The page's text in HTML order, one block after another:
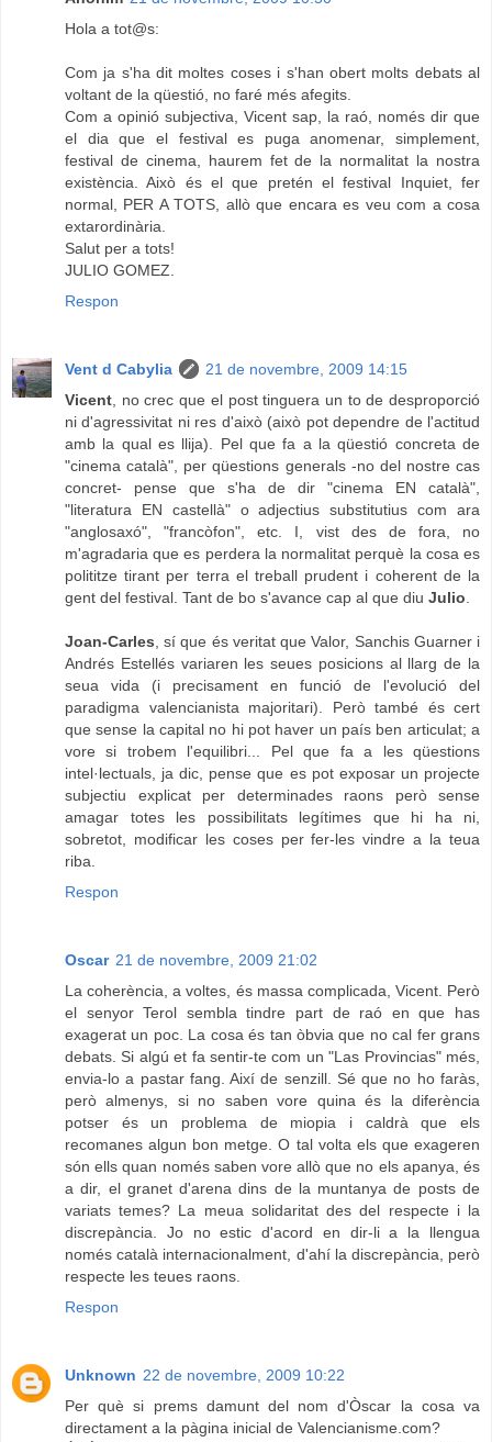
Hola a tot@s:
Com ja s'ha dit moltes coses i s'han obert molts debats al
voltant de la qüestió, no faré més afegits.
Com a opinió subjectiva, Vicent sap, la raó, només dir que
el dia que el festival es puga anomenar, simplement,
festival de cinema, haurem fet de la normalitat la nostra
existència. Això és el que pretén el festival Inquiet, fer
normal, PER A TOTS, allò que encara es veu com a cosa
extarordinària.
Salut per a tots!
JULIO GOMEZ.
Respon
Vent d Cabylia
21 de novembre, 2009 14:15
Vicent, no crec que el post tinguera un to de desproporció
ni d'agressivitat ni res d'això (això pot dependre de l'actitud
amb la qual es llija). Pel que fa a la qüestió concreta de
"cinema català", per qüestions generals -no del nostre cas
concret- pense que s'ha de dir "cinema EN català",
"literatura EN castellà" o adjectius substitutius com ara
"anglosaxó", "francòfon", etc. I, vist des de fora, no
m'agradaria que es perdera la normalitat perquè la cosa es
polititze tirant per terra el treball prudent i coherent de la
gent del festival. Tant de bo s'avance cap al que diu Julio.
Joan-Carles, sí que és veritat que Valor, Sanchis Guarner i
Andrés Estellés variaren les seues posicions al llarg de la
seua vida (i precisament en funció de l'evolució del
paradigma valencianista majoritari). Però també és cert
que sense la capital no hi pot haver un país ben articulat; a
vore si trobem l'equilibri... Pel que fa a les qüestions
intel·lectuals, ja dic, pense que es pot exposar un projecte
subjectiu explicat per determinades raons però sense
amagar totes les possibilitats legítimes que hi ha ni,
sobretot, modificar les coses per fer-les vindre a la teua
riba.
Respon
Oscar 21 de novembre, 2009 21:02
La coherència, a voltes, és massa complicada, Vicent. Però
el senyor Terol sembla tindre part de raó en que has
exagerat un poc. La cosa és tan òbvia que no cal fer grans
debats. Si algú et fa sentir-te com un "Las Provincias" més,
envia-lo a pastar fang. Així de senzill. Sé que no ho faràs,
però almenys, si no saben vore quina és la diferència
potser és un problema de miopia i caldrà que els
recomanes algun bon metge. O tal volta els que exageren
són ells quan només saben vore allò que no els apanya, és
a dir, el granet d'arena dins de la muntanya de posts de
variats temes? La meua solidaritat des del respecte i la
discrepància. Jo no estic d'acord en dir-li a la llengua
només català internacionalment, d'ahí la discrepància, però
respecte les teues raons.
Respon
Unknown 22 de novembre, 2009 10:22
Per què si prems damunt del nom d'Òscar la cosa va
directament a la pàgina inicial de Valencianisme.com?